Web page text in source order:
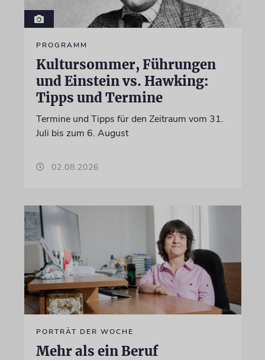
PROGRAMM
Kultursommer, Führungen
und Einstein vs. Hawking:
Tipps und Termine
Termine und Tipps für den Zeitraum vom 31.
Juli bis zum 6. August
02.08.2026
PORTRÄT DER WOCHE
Mehr als ein Beruf